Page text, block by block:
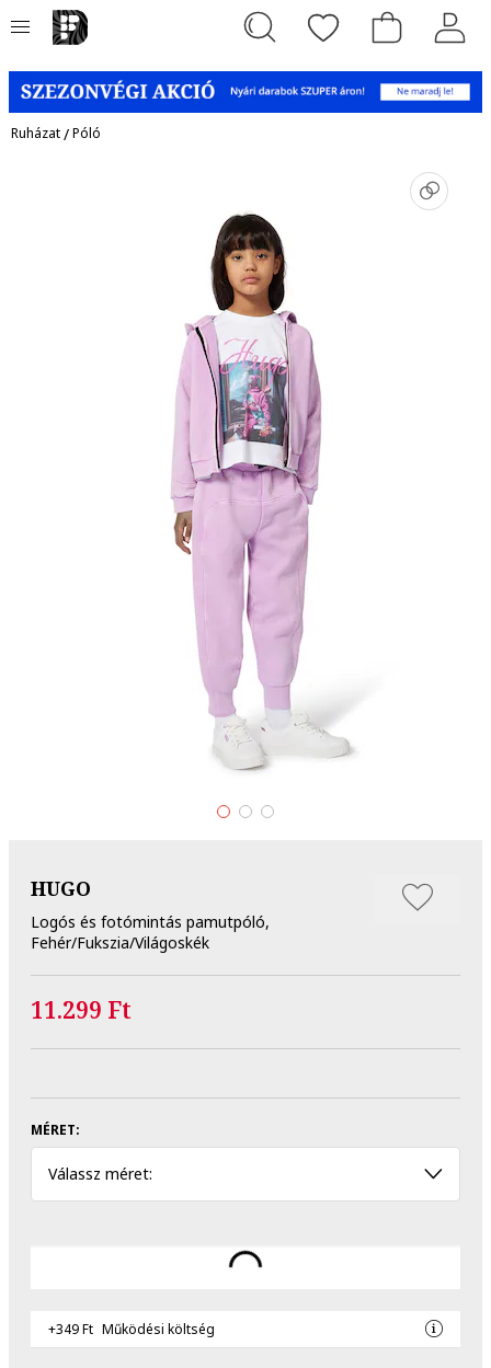
Ruházat/Póló
HUGO
Logós és fotómintás pamutpóló,
Fehér/Fukszia/Világoskék
11.299 Ft
MÉRET:
Válassz méret:
+349 Ft Működési költség